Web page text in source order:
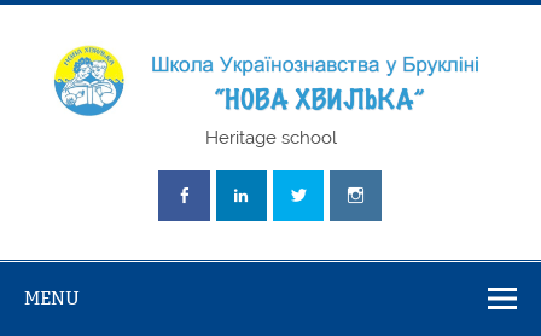
Skip
"Нова
Heritage school
MENU